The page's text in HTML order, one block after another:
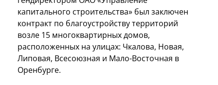
капитального строительства» был заключен
контракт по благоустройству территорий
возле 15 многоквартирных домов,
расположенных на улицах: Чкалова, Новая,
Липовая, Всесоюзная и Мало-Восточная в
Оренбурге.